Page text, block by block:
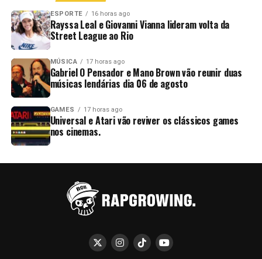
ESPORTE 16 horas ago
Rayssa Leal e Giovanni Vianna lideram volta da
Street League ao Rio
MÚSICA 17 horas ago
Gabriel O Pensador e Mano Brown vão reunir duas
músicas lendárias dia 06 de agosto
GAMES 17 horas ago
Universal e Atari vão reviver os clássicos games
nos cinemas.